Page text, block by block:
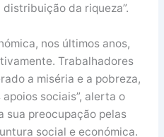
da riqueza”.
nos últimos anos,
Trabalhadores
a miséria e a pobreza,
sociais”, alerta o
sua preocupação pelas
social e económica.